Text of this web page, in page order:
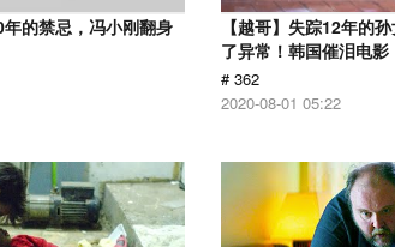
年的禁忌，冯小刚翻身
【越哥】失踪12年的
了异常！韩国催泪电影
# 362
2020-08-01 05:22